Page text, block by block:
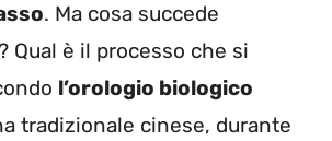
. Ma cosa succede
Qual è il processo che si
l’orologio biologico
tradizionale cinese, durante